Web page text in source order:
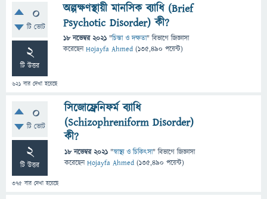
0
টি ভোট
2
টি উত্তর
621 বার দেখা হয়েছে
অল্পক্ষণস্থায়ী মানসিক ব্যাধি (Brief
Psychotic Disorder) কী?
18 নভেম্বর 2021 "চিন্তা ও দক্ষতা" বিভাগে জিজ্ঞাসা
করেছেনHojayfa Ahmed (135,490 পয়েন্ট)
0
টি ভোট
2
টি উত্তর
375 বার দেখা হয়েছে
সিজোফ্রেনিফর্ম ব্যাধি
(Schizophreniform Disorder)
কী?
18 নভেম্বর 2021 "স্বাস্থ্য ও চিকিৎসা" বিভাগে জিজ্ঞাসা
করেছেনHojayfa Ahmed (135,490 পয়েন্ট)